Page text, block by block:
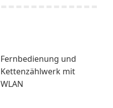
Fernbedienung und
Kettenzählwerk mit
WLAN